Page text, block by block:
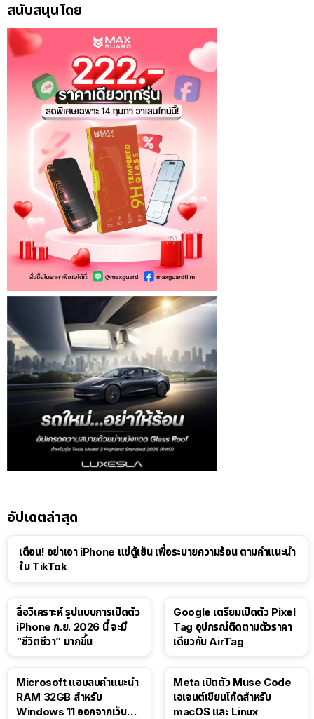
สนับสนุนโดย
อัปเดตล่าสุด
เตือน! อย่าเอา iPhone แช่ตู้เย็น เพื่อระบายความร้อน ตามคำแนะนำ
ใน TikTok
สื่อวิเคราะห์ รูปแบบการเปิดตัว
iPhone ก.ย. 2026 นี้ จะมี
“ชีวิตชีวา” มากขึ้น
Google เตรียมเปิดตัว Pixel
Tag อุปกรณ์ติดตามตัวราคา
เดียวกับ AirTag
Microsoft แอบลบคำแนะนำ
RAM 32GB สำหรับ
Windows 11 ออกจากเว็บตัว
Meta เปิดตัว Muse Code
เอเจนต์เขียนโค้ดสำหรับ
macOS และ Linux